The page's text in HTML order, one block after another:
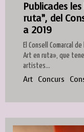
Publicades
ruta”, del
a 2019
El Consell Comarcal
Art en ruta», que
artistes...
Art Concurs